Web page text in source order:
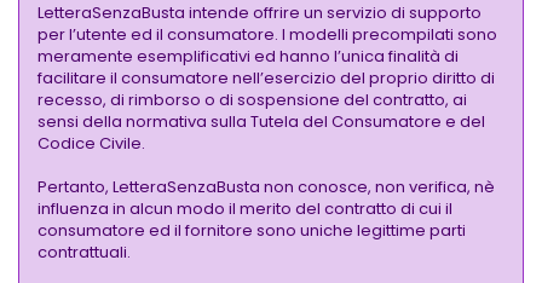
LetteraSenzaBusta intende offrire un servizio di supporto
per l’utente ed il consumatore. I modelli precompilati sono
meramente esemplificativi ed hanno l’unica finalità di
facilitare il consumatore nell’esercizio del proprio diritto di
recesso, di rimborso o di sospensione del contratto, ai
sensi della normativa sulla Tutela del Consumatore e del
Codice Civile.
Pertanto, LetteraSenzaBusta non conosce, non verifica, nè
influenza in alcun modo il merito del contratto di cui il
consumatore ed il fornitore sono uniche legittime parti
contrattuali.